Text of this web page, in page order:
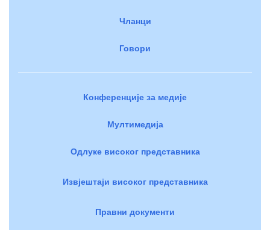
Чланци
Говори
Конференције за медије
Мултимедија
Одлуке високог представника
Извјештаји високог представника
Правни документи